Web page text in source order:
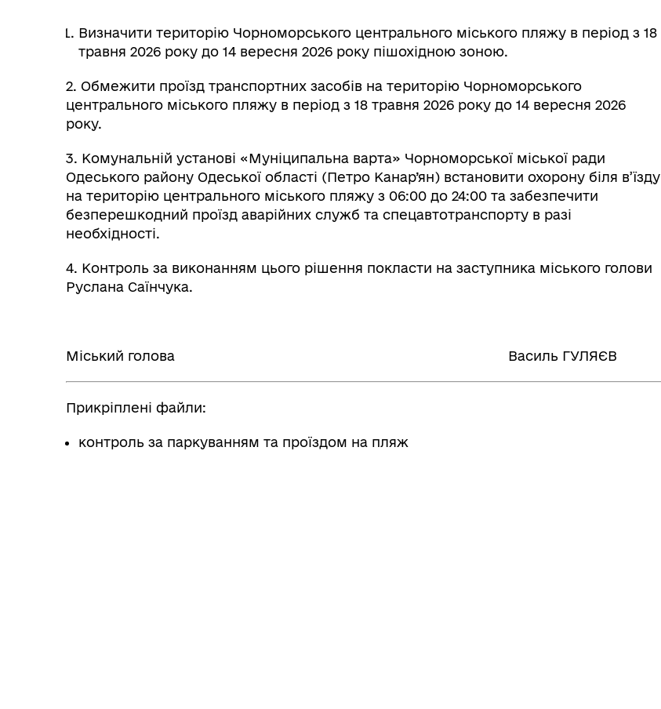
Визначити територію Чорноморського центрального міського пляжу в період з 18
травня 2026 року до 14 вересня 2026 року пішохідною зоною.
2. Обмежити проїзд транспортних засобів на територію Чорноморського
центрального міського пляжу в період з 18 травня 2026 року до 14 вересня 2026
року.
3. Комунальній установі «Муніципальна варта» Чорноморської міської ради
Одеського району Одеської області (Петро Канар’ян) встановити охорону біля в’їзду
на територію центрального міського пляжу з 06:00 до 24:00 та забезпечити
безперешкодний проїзд аварійних служб та спецавтотранспорту в разі
необхідності.
4. Контроль за виконанням цього рішення покласти на заступника міського голови
Руслана Саїнчука.
Міський голова Василь ГУЛЯЄВ
Прикріплені файли:
контроль за паркуванням та проїздом на пляж